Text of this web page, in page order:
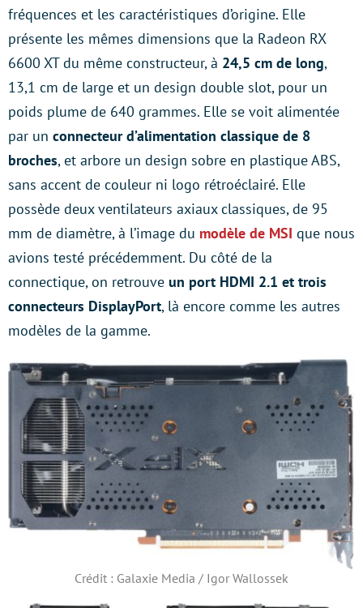
fréquences et les caractéristiques d’origine. Elle
présente les mêmes dimensions que la Radeon RX
6600 XT du même constructeur, à 24,5 cm de long,
13,1 cm de large et un design double slot, pour un
poids plume de 640 grammes. Elle se voit alimentée
par un connecteur d’alimentation classique de 8
broches, et arbore un design sobre en plastique ABS,
sans accent de couleur ni logo rétroéclairé. Elle
possède deux ventilateurs axiaux classiques, de 95
mm de diamètre, à l’image du modèle de MSI que nous
avions testé précédemment. Du côté de la
connectique, on retrouve un port HDMI 2.1 et trois
connecteurs DisplayPort, là encore comme les autres
modèles de la gamme.
Crédit : Galaxie Media / Igor Wallossek